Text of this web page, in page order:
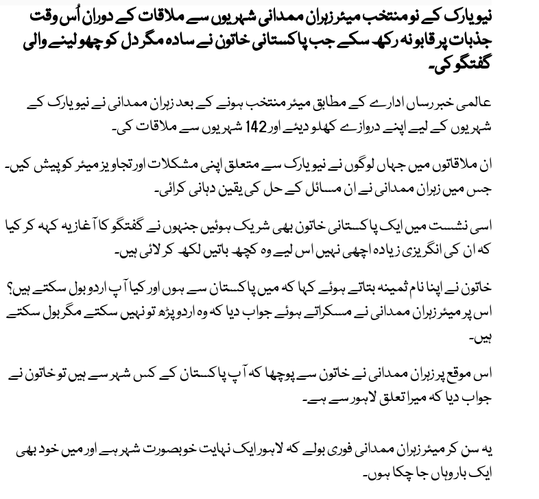
نیویارک کے نو منتخب میئر زہران ممدانی شہریوں سے ملاقات کے دوران اُس وقت
جذبات پر قابو نہ رکھ سکے جب پاکستانی خاتون نے سادہ مگر دل کو چھو لینے والی
گفتگو کی۔
عالمی خبر رساں ادارے کے مطابق میئر منتخب ہونے کے بعد زہران ممدانی نے نیویارک کے
شہریوں کے لیے اپنے دروازے کھلو دیئے اور 142 شہریوں سے ملاقات کی۔
ان ملاقاتوں میں جہاں لوگوں نے نیویارک سے متعلق اپنی مشکلات اور تجاویز میئر کو پیش کیں۔
جس میں زہران ممدانی نے ان مسائل کے حل کی یقین دہانی کرائی۔
اسی نشست میں ایک پاکستانی خاتون بھی شریک ہوئیں جنہوں نے گفتگو کا آغاز یہ کہہ کر کیا
کہ ان کی انگریزی زیادہ اچھی نہیں اس لیے وہ کچھ باتیں لکھ کر لائی ہیں۔
خاتون نے اپنا نام ثمینہ بتاتے ہوئے کہا کہ میں پاکستان سے ہوں اور کیا آپ اردو بول سکتے ہیں؟
اس پر میئر زہران ممدانی نے مسکراتے ہوئے جواب دیا کہ وہ اردو پڑھ تو نہیں سکتے مگر بول سکتے
ہیں۔
اس موقع پر زہران ممدانی نے خاتون سے پوچھا کہ آپ پاکستان کے کس شہر سے ہیں تو خاتون نے
جواب دیا کہ میرا تعلق لاہور سے ہے۔
یہ سن کر میئر زہران ممدانی فوری بولے کہ لاہور ایک نہایت خوبصورت شہر ہے اور میں خود بھی
ایک بار وہاں جا چکا ہوں۔